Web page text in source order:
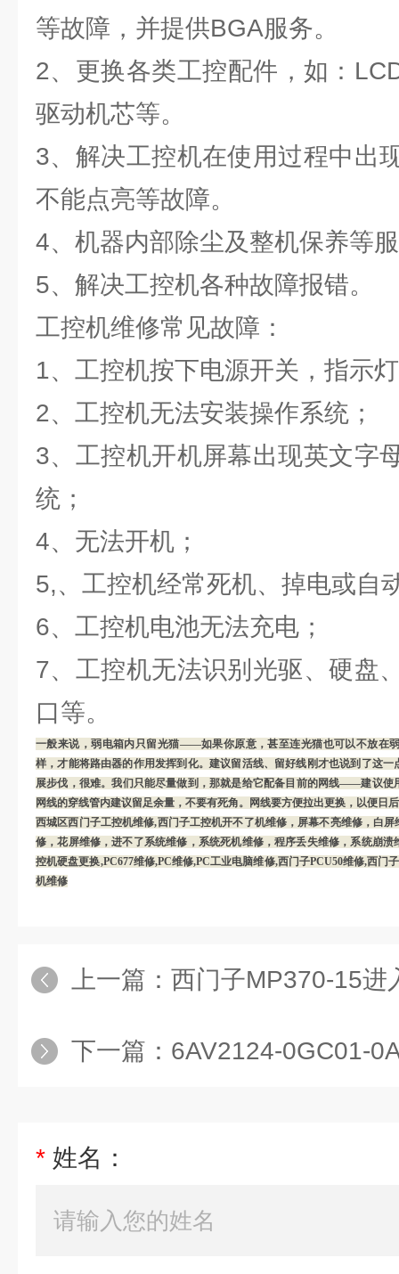
等故障，并提供BGA服务。
2、更换各类工控配件，如：
驱动机芯等。
3、解决工控机在使用过程中出
不能点亮等故障。
4、机器内部除尘及整机保养等
5、解决工控机各种故障报错。
工控机维修常见故障：
1、工控机按下电源开关，指示
2、工控机无法安装操作系统；
3、工控机开机屏幕出现英文字
统；
4、无法开机；
5,、工控机经常死机、掉电或自
6、工控机电池无法充电；
7、工控机无法识别光驱、硬盘
口等。
一般来说，弱电箱内只留光猫——如果你原意，甚至连光猫也可以不放在
样，才能将路由器的作用发挥到化。建议留活线、留好线刚才也说到了这
展步伐，很难。我们只能尽量做到，那就是给它配备目前的网线——建议使
网线的穿线管内建议留足余量，不要有死角。网线要方便拉出更换，以便日
西城区西门子工控机维修,西门子工控机开不了机维修，屏幕不亮维修，白
修，花屏维修，进不了系统维修，系统死机维修，程序丢失维修，系统崩
控机硬盘更换,PC677维修,PC维修,PC工业电脑维修,西门子PCU50维修,西门
机维修
上一篇： 西门子MP370-15进
下一篇： 6AV2124-0GC01-
* 姓名：